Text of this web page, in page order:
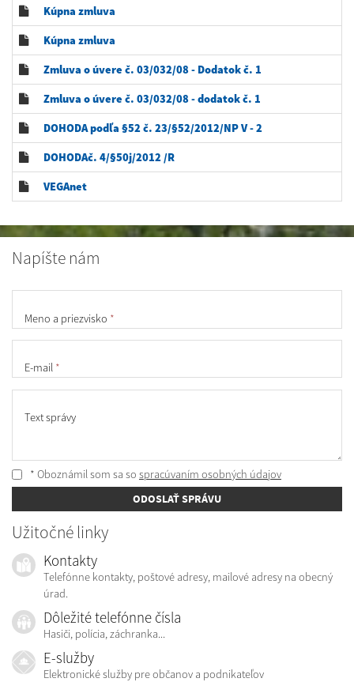
Kúpna zmluva
Kúpna zmluva
Zmluva o úvere č. 03/032/08 - Dodatok č. 1
Zmluva o úvere č. 03/032/08 - dodatok č. 1
DOHODA podľa §52 č. 23/§52/2012/NP V - 2
DOHODAč. 4/§50j/2012 /R
VEGAnet
Napíšte nám
Meno a priezvisko *
E-mail *
Text správy
* Oboznámil som sa so spracúvaním osobných údajov
ODOSLAŤ SPRÁVU
Užitočné linky
Kontakty
Telefónne kontakty, poštové adresy, mailové adresy na obecný
úrad.
Dôležité telefónne čísla
Hasiči, polícia, záchranka...
E-služby
Elektronické služby pre občanov a podnikateľov